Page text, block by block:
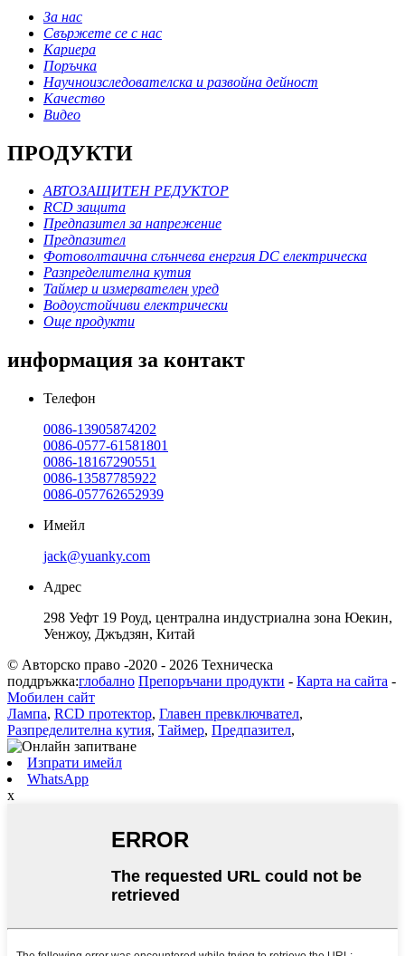
За нас
Свържете се с нас
Кариера
Поръчка
Научноизследователска и развойна дейност
Качество
Видео
ПРОДУКТИ
АВТОЗАЩИТЕН РЕДУКТОР
RCD защита
Предпазител за напрежение
Предпазител
Фотоволтаична слънчева енергия DC електрическа
Разпределителна кутия
Таймер и измервателен уред
Водоустойчиви електрически
Още продукти
информация за контакт
Телефон
0086-13905874202
0086-0577-61581801
0086-18167290551
0086-13587785922
0086-057762652939
Имейл
jack@yuanky.com
Адрес
298 Уефт 19 Роуд, централна индустриална зона Юекин,
Уенжоу, Джъдзян, Китай
© Авторско право -2020 - 2026 Техническа
поддръжка:глобално Препоръчани продукти - Карта на сайта -
Мобилен сайт
Лампа, RCD протектор, Главен превключвател,
Разпределителна кутия, Таймер, Предпазител,
Изпрати имейл
WhatsApp
x